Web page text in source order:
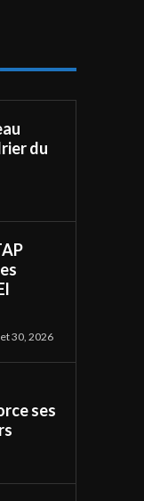
du
30, 2026
ses